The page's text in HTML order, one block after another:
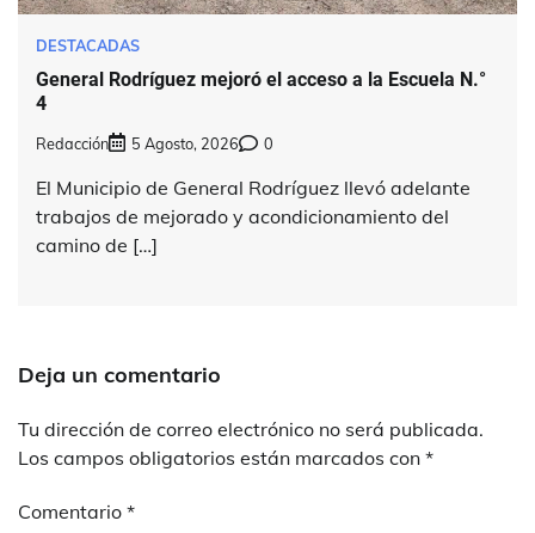
DESTACADAS
General Rodríguez mejoró el acceso a la Escuela N.°
4
Redacción 5 Agosto, 2026 0
El Municipio de General Rodríguez llevó adelante
trabajos de mejorado y acondicionamiento del
camino de […]
Deja un comentario
Tu dirección de correo electrónico no será publicada.
Los campos obligatorios están marcados con *
Comentario *